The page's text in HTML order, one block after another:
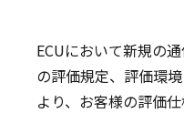
ECUにおいて新規の
の評価規定、評価環
より、お客様の評価